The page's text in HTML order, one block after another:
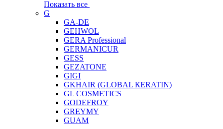
Показать все
G
GA-DE
GEHWOL
GERA Professional
GERMANICUR
GESS
GEZATONE
GIGI
GKHAIR (GLOBAL КЕRATIN)
GL COSMETICS
GODEFROY
GREYMY
GUAM